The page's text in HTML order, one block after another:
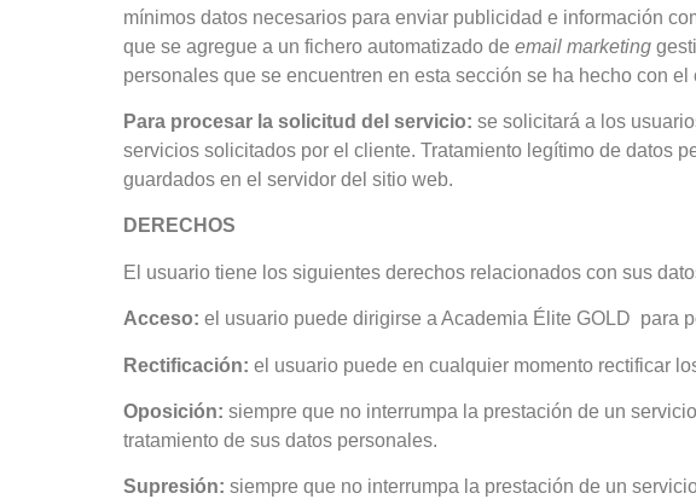
mínimos datos necesarios para enviar publicidad e información
que se agregue a un fichero automatizado de email marketing
personales que se encuentren en esta sección se ha hecho con
Para procesar la solicitud del servicio: se solicitará a los
servicios solicitados por el cliente. Tratamiento legítimo de datos
guardados en el servidor del sitio web.
DERECHOS
El usuario tiene los siguientes derechos relacionados con sus
Acceso: el usuario puede dirigirse a Academia Élite GOLD para
Rectificación: el usuario puede en cualquier momento rectificar
Oposición: siempre que no interrumpa la prestación de un
tratamiento de sus datos personales.
Supresión: siempre que no interrumpa la prestación de un